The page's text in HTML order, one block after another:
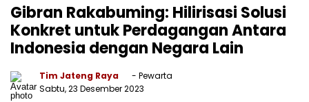
Gibran Rakabuming: Hilirisasi Solusi
Konkret untuk Perdagangan Antara
Indonesia dengan Negara Lain
Tim Jateng Raya
- Pewarta
Sabtu, 23 Desember 2023